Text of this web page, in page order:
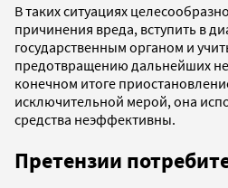
В таких ситуациях
причинения вреда, вступить в
государственным органом и
предотвращению дальнейших
конечном итоге
исключительной мерой, она
средства неэффективны.
Претензии